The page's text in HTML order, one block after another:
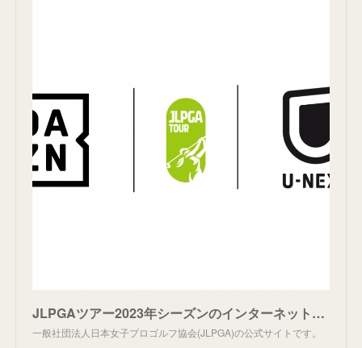
JLPGAツアー2023年シーズンのインターネット配信について｜JLPGA｜日本女子プロゴルフ協会
一般社団法人日本女子プロゴルフ協会(JLPGA)の公式サイトです。